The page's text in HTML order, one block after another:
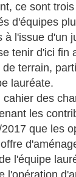
ce sont
d'équipes
à l'issue d'un
tenir d'ici fin
terrain,
lauréate.
cahier des
les
que les
l'équipe